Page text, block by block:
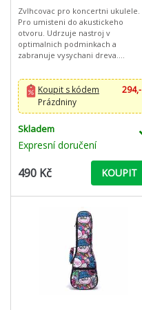
Zvlhcovac pro koncertni ukulele.
Pro umisteni do akustickeho
otvoru. Udrzuje nastroj v
optimalnich podminkach a
zabranuje vysychani dreva.
udrzuje dlouhodobe optimalni
vlhkostni podminky a
Koupit s kódem
294,-
Prázdniny
Skladem
Expresní doručení
490 Kč KOUPIT